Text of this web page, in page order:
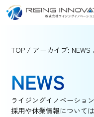
TOP / アーカイブ: NEWS
NEWS
ライジングイノベーショ
採用や休業情報について